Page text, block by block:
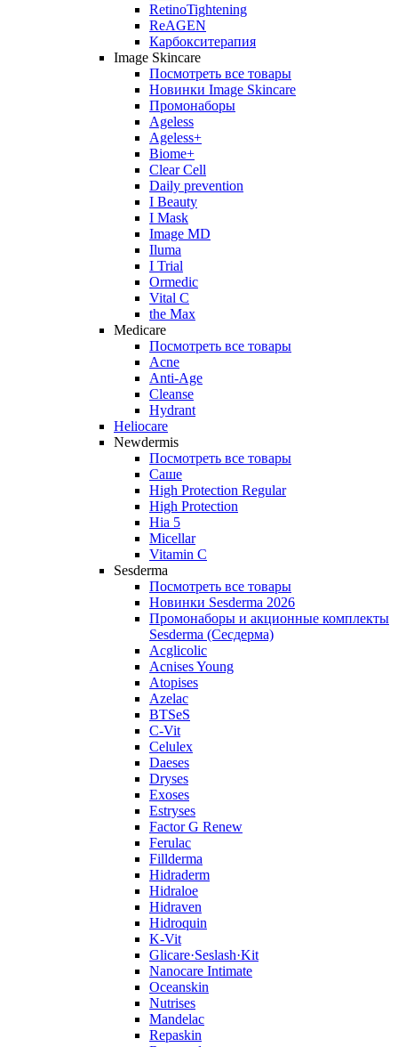
RetinoTightening
ReAGEN
Карбокситерапия
Image Skincare
Посмотреть все товары
Новинки Image Skincare
Промонаборы
Ageless
Ageless+
Biome+
Clear Cell
Daily prevention
I Beauty
I Mask
Image MD
Iluma
I Trial
Ormedic
Vital C
the Max
Medicare
Посмотреть все товары
Acne
Anti‑Age
Cleanse
Hydrant
Heliocare
Newdermis
Посмотреть все товары
Саше
High Protection Regular
High Protection
Hia 5
Micellar
Vitamin C
Sesderma
Посмотреть все товары
Новинки Sesderma 2026
Промонаборы и акционные комплекты
Sesderma (Сесдерма)
Acglicolic
Acnises Young
Atopises
Azelac
BTSeS
C‑Vit
Celulex
Daeses
Dryses
Exoses
Estryses
Factor G Renew
Ferulac
Fillderma
Hidraderm
Hidraloe
Hidraven
Hidroquin
K-Vit
Glicare·Seslash·Kit
Nanocare Intimate
Oceanskin
Nutrises
Mandelac
Repaskin